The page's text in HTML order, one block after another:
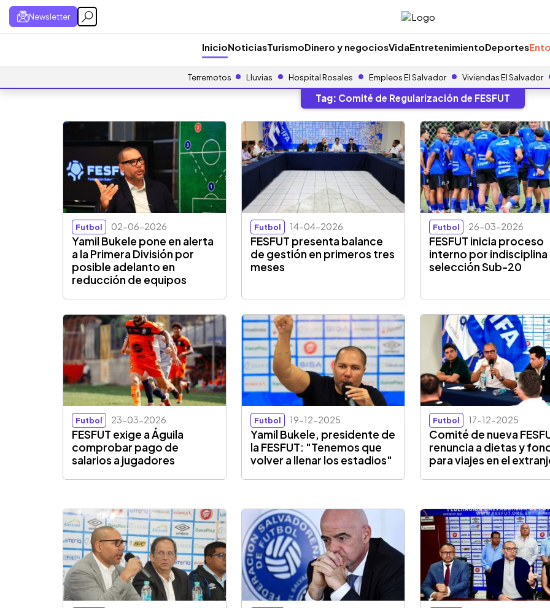
Newsletter
InicioNoticiasTurismoDinero y negociosVidaEntretenimientoDeportes
Terremotos Lluvias Hospital Rosales Empleos El Salvador Viviendas El Salvador
Tag: Comité de Regularización de FESFUT
Futbol 02-06-2026
Yamil Bukele pone en alerta
a la Primera División por
posible adelanto en
reducción de equipos
Futbol 14-04-2026
FESFUT presenta balance
de gestión en primeros tres
meses
Futbol 26-03-2026
FESFUT inicia proceso
interno por indisciplina
selección Sub-20
Futbol 23-03-2026
FESFUT exige a Águila
comprobar pago de
salarios a jugadores
Futbol 19-12-2025
Yamil Bukele, presidente de
la FESFUT: "Tenemos que
volver a llenar los estadios"
Futbol 17-12-2025
Comité de nueva
renuncia a dietas y
para viajes en el